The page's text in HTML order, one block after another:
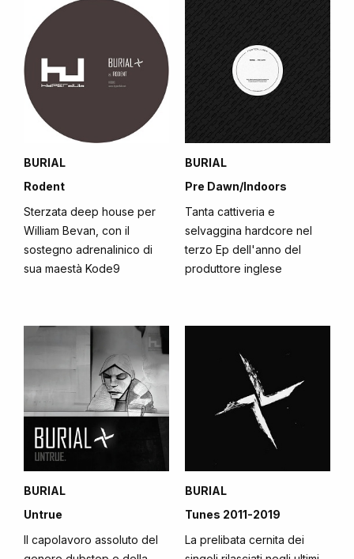
BURIAL
Rodent
Sterzata deep house per
William Bevan, con il
sostegno adrenalinico di
sua maestà Kode9
BURIAL
Pre Dawn/Indoors
Tanta cattiveria e
selvaggina hardcore nel
terzo Ep dell'anno del
produttore inglese
BURIAL
Untrue
Il capolavoro assoluto del
BURIAL
Tunes 2011-2019
La prelibata cernita dei